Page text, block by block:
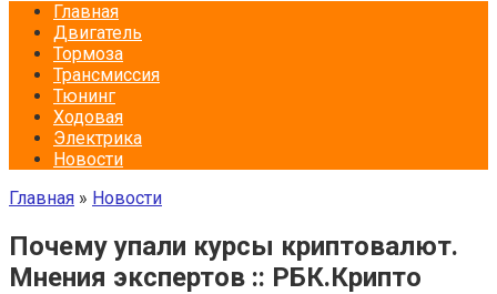
Главная
Двигатель
Тормоза
Трансмиссия
Тюнинг
Ходовая
Электрика
Новости
Главная » Новости
Почему упали курсы криптовалют.
Мнения экспертов :: РБК.Крипто